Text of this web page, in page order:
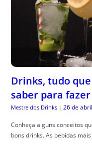
Drinks, tudo
saber para
Mestre dos Drinks | 26 de
Conheça alguns conceitos
bons drinks. As bebidas